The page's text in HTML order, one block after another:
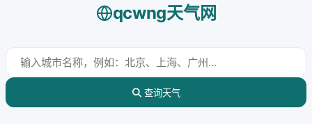
qcwng天气网
查询天气